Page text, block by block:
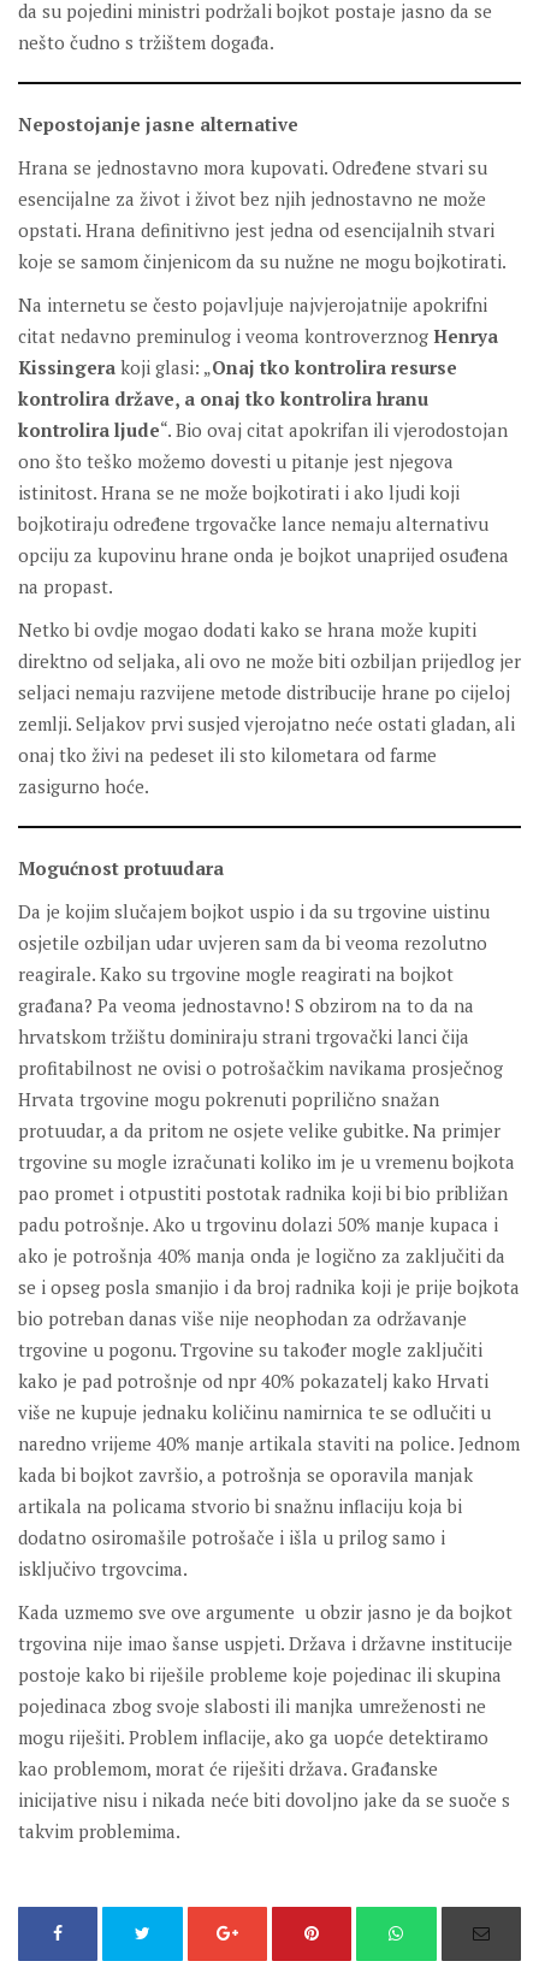
da su pojedini ministri podržali bojkot postaje jasno da se
nešto čudno s tržištem događa.
Nepostojanje jasne alternative
Hrana se jednostavno mora kupovati. Određene stvari su
esencijalne za život i život bez njih jednostavno ne može
opstati. Hrana definitivno jest jedna od esencijalnih stvari
koje se samom činjenicom da su nužne ne mogu bojkotirati.
Na internetu se često pojavljuje najvjerojatnije apokrifni
citat nedavno preminulog i veoma kontroverznog Henrya
Kissingera koji glasi: „Onaj tko kontrolira resurse
kontrolira države, a onaj tko kontrolira hranu
kontrolira ljude“. Bio ovaj citat apokrifan ili vjerodostojan
ono što teško možemo dovesti u pitanje jest njegova
istinitost. Hrana se ne može bojkotirati i ako ljudi koji
bojkotiraju određene trgovačke lance nemaju alternativu
opciju za kupovinu hrane onda je bojkot unaprijed osuđena
na propast.
Netko bi ovdje mogao dodati kako se hrana može kupiti
direktno od seljaka, ali ovo ne može biti ozbiljan prijedlog jer
seljaci nemaju razvijene metode distribucije hrane po cijeloj
zemlji. Seljakov prvi susjed vjerojatno neće ostati gladan, ali
onaj tko živi na pedeset ili sto kilometara od farme
zasigurno hoće.
Mogućnost protuudara
Da je kojim slučajem bojkot uspio i da su trgovine uistinu
osjetile ozbiljan udar uvjeren sam da bi veoma rezolutno
reagirale. Kako su trgovine mogle reagirati na bojkot
građana? Pa veoma jednostavno! S obzirom na to da na
hrvatskom tržištu dominiraju strani trgovački lanci čija
profitabilnost ne ovisi o potrošačkim navikama prosječnog
Hrvata trgovine mogu pokrenuti poprilično snažan
protuudar, a da pritom ne osjete velike gubitke. Na primjer
trgovine su mogle izračunati koliko im je u vremenu bojkota
pao promet i otpustiti postotak radnika koji bi bio približan
padu potrošnje. Ako u trgovinu dolazi 50% manje kupaca i
ako je potrošnja 40% manja onda je logično za zaključiti da
se i opseg posla smanjio i da broj radnika koji je prije bojkota
bio potreban danas više nije neophodan za održavanje
trgovine u pogonu. Trgovine su također mogle zaključiti
kako je pad potrošnje od npr 40% pokazatelj kako Hrvati
više ne kupuje jednaku količinu namirnica te se odlučiti u
naredno vrijeme 40% manje artikala staviti na police. Jednom
kada bi bojkot završio, a potrošnja se oporavila manjak
artikala na policama stvorio bi snažnu inflaciju koja bi
dodatno osiromašile potrošače i išla u prilog samo i
isključivo trgovcima.
Kada uzmemo sve ove argumente u obzir jasno je da bojkot
trgovina nije imao šanse uspjeti. Država i državne institucije
postoje kako bi riješile probleme koje pojedinac ili skupina
pojedinaca zbog svoje slabosti ili manjka umreženosti ne
mogu riješiti. Problem inflacije, ako ga uopće detektiramo
kao problemom, morat će riješiti država. Građanske
inicijative nisu i nikada neće biti dovoljno jake da se suoče s
takvim problemima.